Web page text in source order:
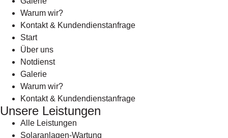
Warum wir?
Kontakt & Kundendienstanfrage
Start
Über uns
Notdienst
Galerie
Warum wir?
Kontakt & Kundendienstanfrage
Unsere Leistungen
Alle Leistungen
Solaranlagen-Wartung